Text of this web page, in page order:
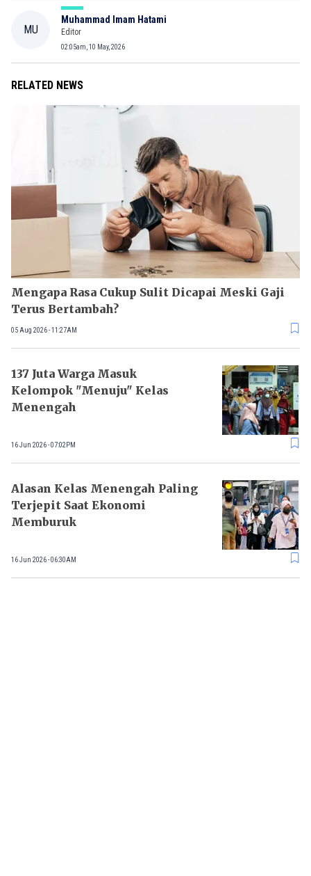
MU
Muhammad Imam Hatami
Editor
02:05am, 10 May, 2026
RELATED NEWS
Mengapa Rasa Cukup Sulit Dicapai Meski Gaji
Terus Bertambah?
05 Aug 2026 - 11:27AM
137 Juta Warga Masuk
Kelompok "Menuju" Kelas
Menengah
16 Jun 2026 - 07:02PM
Alasan Kelas Menengah Paling
Terjepit Saat Ekonomi
Memburuk
16 Jun 2026 - 06:30AM